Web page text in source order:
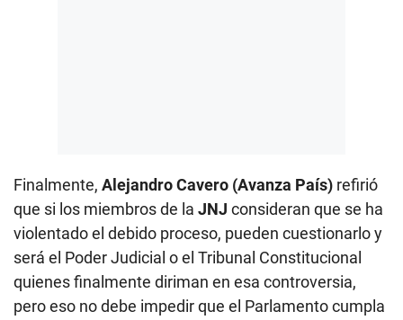
Finalmente, Alejandro Cavero (Avanza País) refirió
que si los miembros de la JNJ consideran que se ha
violentado el debido proceso, pueden cuestionarlo y
será el Poder Judicial o el Tribunal Constitucional
quienes finalmente diriman en esa controversia,
pero eso no debe impedir que el Parlamento cumpla